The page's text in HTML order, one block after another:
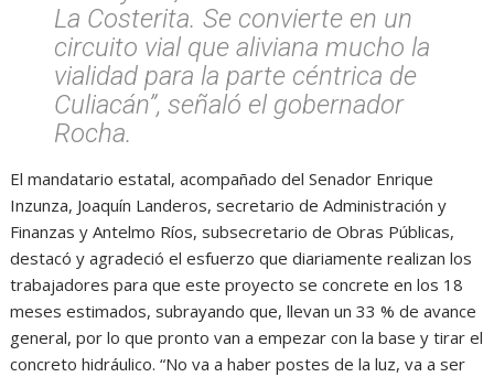
La Costerita. Se convierte en un
circuito vial que aliviana mucho la
vialidad para la parte céntrica de
Culiacán”, señaló el gobernador
Rocha.
El mandatario estatal, acompañado del Senador Enrique
Inzunza, Joaquín Landeros, secretario de Administración y
Finanzas y Antelmo Ríos, subsecretario de Obras Públicas,
destacó y agradeció el esfuerzo que diariamente realizan los
trabajadores para que este proyecto se concrete en los 18
meses estimados, subrayando que, llevan un 33 % de avance
general, por lo que pronto van a empezar con la base y tirar el
concreto hidráulico. “No va a haber postes de la luz, va a ser